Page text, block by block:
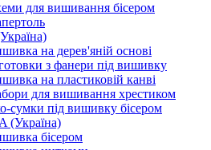
для вишивання бісером
на дерев'яній основі
з фанери під вишивку
на пластиковій канві
для вишивання хрестиком
сумки під вишивку бісером
(Україна)
бісером